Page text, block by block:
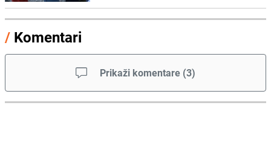
/ Komentari
Prikaži komentare (3)